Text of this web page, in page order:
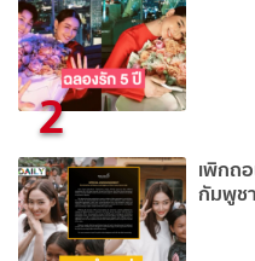
2
เพิกถอนตำ
กัมพูช